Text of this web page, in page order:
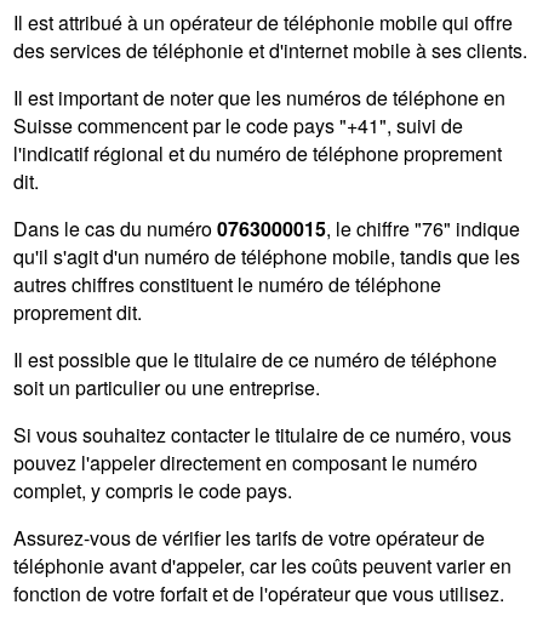
Il est attribué à un opérateur de téléphonie mobile qui offre
des services de téléphonie et d'internet mobile à ses clients.
Il est important de noter que les numéros de téléphone en
Suisse commencent par le code pays "+41", suivi de
l'indicatif régional et du numéro de téléphone proprement
dit.
Dans le cas du numéro0763000015, le chiffre "76" indique
qu'il s'agit d'un numéro de téléphone mobile, tandis que les
autres chiffres constituent le numéro de téléphone
proprement dit.
Il est possible que le titulaire de ce numéro de téléphone
soit un particulier ou une entreprise.
Si vous souhaitez contacter le titulaire de ce numéro, vous
pouvez l'appeler directement en composant le numéro
complet, y compris le code pays.
Assurez-vous de vérifier les tarifs de votre opérateur de
téléphonie avant d'appeler, car les coûts peuvent varier en
fonction de votre forfait et de l'opérateur que vous utilisez.